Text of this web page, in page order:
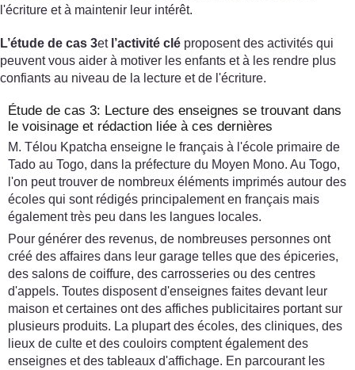
l'écriture et à maintenir leur intérêt.
L’étude de cas 3et l’activité clé proposent des activités qui
peuvent vous aider à motiver les enfants et à les rendre plus
confiants au niveau de la lecture et de l'écriture.
Étude de cas 3: Lecture des enseignes se trouvant dans
le voisinage et rédaction liée à ces dernières
M. Télou Kpatcha enseigne le français à l'école primaire de
Tado au Togo, dans la préfecture du Moyen Mono. Au Togo,
l'on peut trouver de nombreux éléments imprimés autour des
écoles qui sont rédigés principalement en français mais
également très peu dans les langues locales.
Pour générer des revenus, de nombreuses personnes ont
créé des affaires dans leur garage telles que des épiceries,
des salons de coiffure, des carrosseries ou des centres
d'appels. Toutes disposent d'enseignes faites devant leur
maison et certaines ont des affiches publicitaires portant sur
plusieurs produits. La plupart des écoles, des cliniques, des
lieux de culte et des couloirs comptent également des
enseignes et des tableaux d'affichage. En parcourant les